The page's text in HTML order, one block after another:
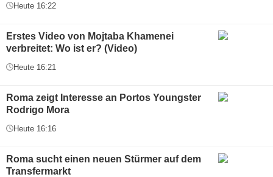
Heute 16:22
Erstes Video von Mojtaba Khamenei
verbreitet: Wo ist er? (Video)
Heute 16:21
Roma zeigt Interesse an Portos Youngster
Rodrigo Mora
Heute 16:16
Roma sucht einen neuen Stürmer auf dem
Transfermarkt